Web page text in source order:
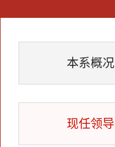
本系概况
现任领导